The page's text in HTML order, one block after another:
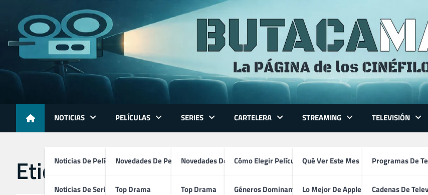
content
NOTICIAS
Noticias De Películas
Noticias De Series
PELÍCULAS
Novedades De Películas
Top Drama
SERIES
Novedades De Series
Top Drama
CARTELERA
Cómo Elegir Película
Géneros Dominantes
STREAMING
Qué Ver Este Mes
Lo Mejor De Apple TV
TELEVISIÓN
Programas De
Cadenas De
Etiqueta: annie mejores efectos animados